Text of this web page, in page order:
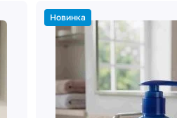
Новинка